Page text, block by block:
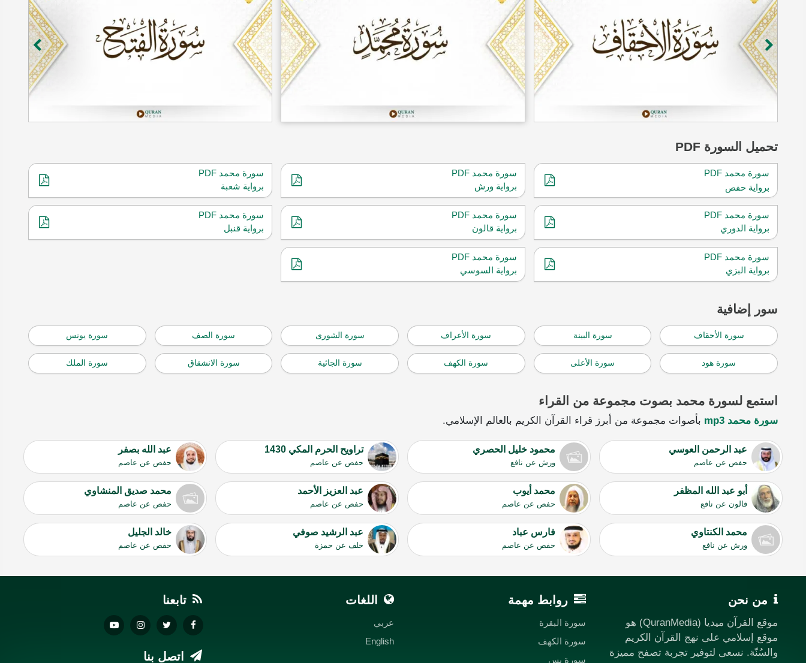
تحميل السورة PDF
سورة محمد PDF
برواية حفص
سورة محمد PDF
برواية ورش
سورة محمد PDF
برواية شعبة
سورة محمد PDF
برواية الدوري
سورة محمد PDF
برواية قالون
سورة محمد PDF
برواية قنبل
سورة محمد PDF
برواية البزي
سورة محمد PDF
برواية السوسي
سور إضافية
سورة الأحقاف سورة البينة سورة الأعراف سورة الشورى سورة الصف سورة يونس
سورة هود سورة الأعلى سورة الكهف سورة الجاثية سورة الانشقاق سورة الملك
استمع لسورة محمد بصوت مجموعة من القراء
سورة محمد mp3 بأصوات مجموعة من أبرز قراء القرآن الكريم بالعالم الإسلامي.
عبد الرحمن العوسي
حفص عن عاصم
محمود خليل الحصري
ورش عن نافع
تراويح الحرم المكي 1430
حفص عن عاصم
عبد الله بصفر
حفص عن عاصم
أبو عبد الله المظفر
قالون عن نافع
محمد أيوب
حفص عن عاصم
عبد العزيز الأحمد
حفص عن عاصم
محمد صديق المنشاوي
حفص عن عاصم
محمد الكنتاوي
ورش عن نافع
فارس عباد
حفص عن عاصم
عبد الرشيد صوفي
خلف عن حمزة
خالد الجليل
حفص عن عاصم
من نحن
موقع القرآن ميديا (QuranMedia) هو
موقع إسلامي على نهج القرآن الكريم
والسُنّة. نسعى لتوفير تجربة تصفح مميزة
روابط مهمة
سورة البقرة
سورة الكهف
سورة يس
اللغات
عربي
English
تابعنا
اتصل بنا